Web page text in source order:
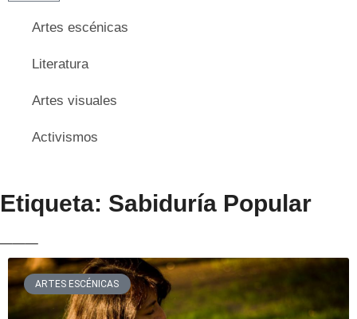
Artes escénicas
Literatura
Artes visuales
Activismos
Etiqueta: Sabiduría Popular
ARTES ESCÉNICAS